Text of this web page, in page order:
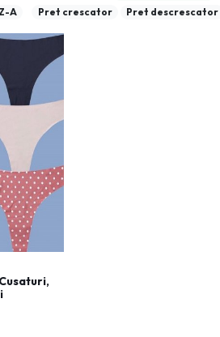
A
Pret crescator Pret descrescator